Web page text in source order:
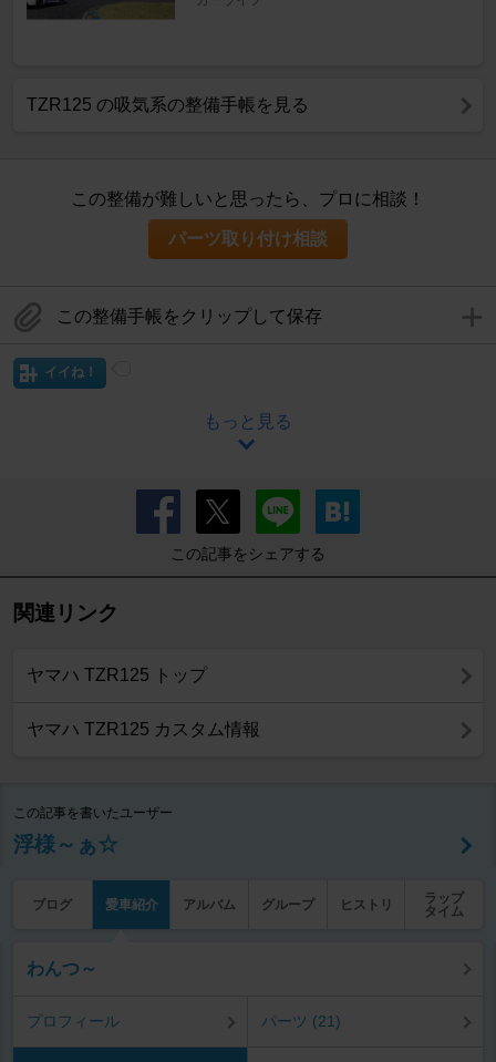
TZR125 の吸気系の整備手帳を見る
この整備が難しいと思ったら、プロに相談！
パーツ取り付け相談
この整備手帳をクリップして保存
イイね！
もっと見る
この記事をシェアする
関連リンク
ヤマハ TZR125 トップ
ヤマハ TZR125 カスタム情報
この記事を書いたユーザー
浮様～ぁ☆
ブログ 愛車紹介 アルバム グループ ヒストリ
ラップ
タイム
わんつ～
プロフィール パーツ (21)